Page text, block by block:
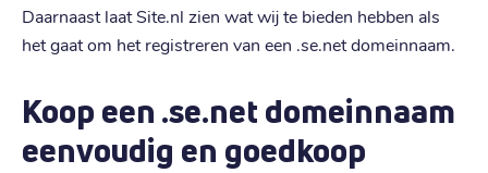
Daarnaast laat Site.nl zien wat wij te bieden hebben als
het gaat om het registreren van een .se.net domeinnaam.
Koop een .se.net domeinnaam
eenvoudig en goedkoop